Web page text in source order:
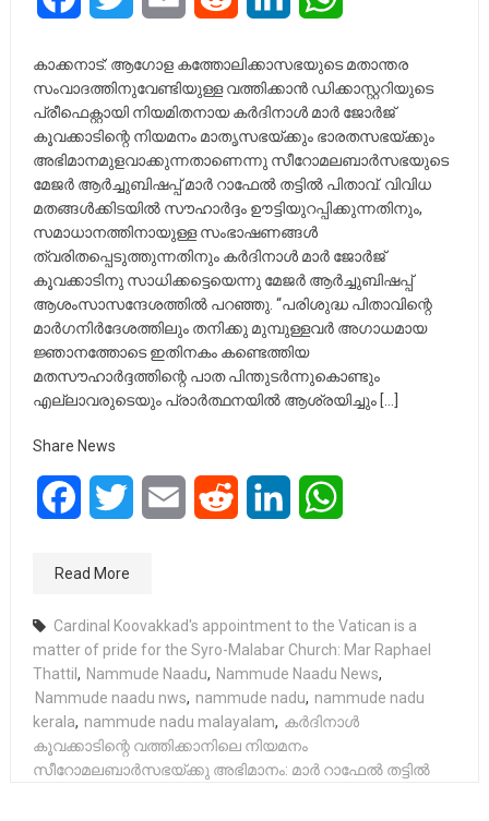
കാക്കനാട്: ആഗോള കത്തോലിക്കാസഭയുടെ മതാന്തര
സംവാദത്തിനുവേണ്ടിയുള്ള വത്തിക്കാൻ ഡിക്കാസ്റ്ററിയുടെ
പ്രീഫെക്റ്റായി നിയമിതനായ കർദിനാൾ മാർ ജോർജ്
കൂവക്കാടിന്റെ നിയമനം മാതൃസഭയ്ക്കും ഭാരതസഭയ്ക്കും
അഭിമാനമുളവാക്കുന്നതാണെന്നു സീറോമലബാർസഭയുടെ
മേജർ ആർച്ചുബിഷപ്പ് മാർ റാഫേൽ തട്ടിൽ പിതാവ്. വിവിധ
മതങ്ങൾക്കിടയിൽ സൗഹാർദ്ദം ഊട്ടിയുറപ്പിക്കുന്നതിനും,
സമാധാനത്തിനായുള്ള സംഭാഷണങ്ങൾ
ത്വരിതപ്പെടുത്തുന്നതിനും കർദിനാൾ മാർ ജോർജ്
കൂവക്കാടിനു സാധിക്കട്ടെയെന്നു മേജർ ആർച്ചുബിഷപ്പ്
ആശംസാസന്ദേശത്തിൽ പറഞ്ഞു. “പരിശുദ്ധ പിതാവിന്റെ
മാർഗനിർദേശത്തിലും തനിക്കു മുമ്പുള്ളവർ അഗാധമായ
ജ്ഞാനത്തോടെ ഇതിനകം കണ്ടെത്തിയ
മതസൗഹാർദ്ദത്തിന്റെ പാത പിന്തുടർന്നുകൊണ്ടും
എല്ലാവരുടെയും പ്രാർത്ഥനയിൽ ആശ്രയിച്ചും […]
Share News
FacebookTwitter Email Reddit LinkedIn
Read More
Cardinal Koovakkad's appointment to the Vatican is a
matter of pride for the Syro-Malabar Church: Mar Raphael
Thattil, Nammude Naadu, Nammude Naadu News,
Nammude naadu nws, nammude nadu, nammude nadu
kerala, nammude nadu malayalam, കർദിനാൾ
കൂവക്കാടിന്റെ വത്തിക്കാനിലെ നിയമനം
സീറോമലബാർസഭയ്ക്കു അഭിമാനം: മാർ റാഫേൽ തട്ടിൽ